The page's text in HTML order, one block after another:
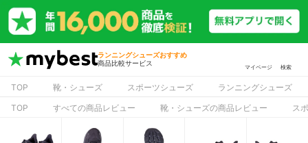
ランニングシューズおすすめ
商品比較サービス
マイページ 検索
TOP 靴・シューズ スポーツシューズ
ランニングシューズ
TOP
すべての商品レビュー 靴・シューズの商品レビュー ス